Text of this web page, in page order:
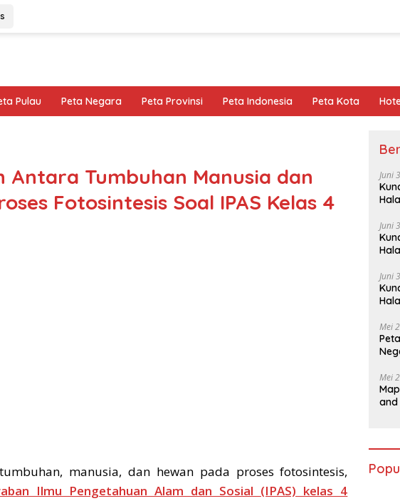
Pulau Peta Negara Peta Provinsi Peta Indonesia Peta Kota
Antara Tumbuhan Manusia dan
Fotosintesis Soal IPAS Kelas 4
manusia, dan hewan pada proses fotosintesis,
Ilmu Pengetahuan Alam dan Sosial (IPAS) kelas 4
Juni
Juni
Juni
Mei
Mei
and